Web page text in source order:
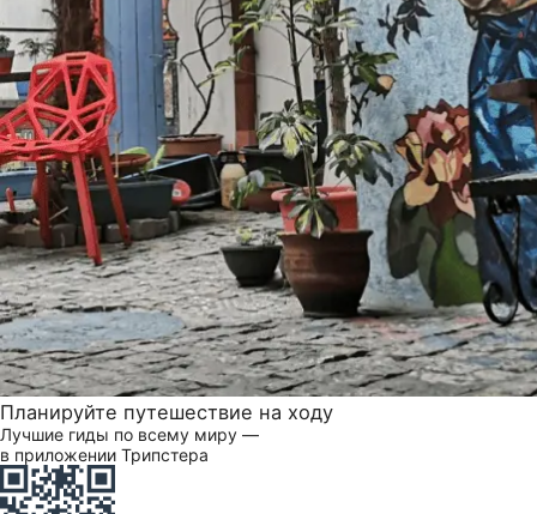
Планируйте путешествие на ходу
Лучшие гиды по всему миру —
в приложении Трипстера